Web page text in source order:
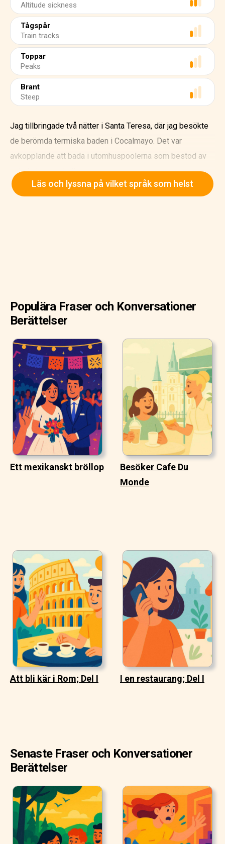
Altitude sickness
Tågspår
Train tracks
Toppar
Peaks
Brant
Steep
Jag tillbringade två nätter i Santa Teresa, där jag besökte
de berömda termiska baden i Cocalmayo. Det var
avkopplande att bada i utomhuspoolerna som bestod av
naturligt varma källor.
Mitt nästa stopp skulle vara vattenkraftverket; därifrån
Läs och lyssna på vilket språk som helst
Populära Fraser och Konversationer
Berättelser
Ett mexikanskt bröllop
Besöker Cafe Du
Monde
Att bli kär i Rom; Del I I en restaurang; Del I
Senaste Fraser och Konversationer
Berättelser